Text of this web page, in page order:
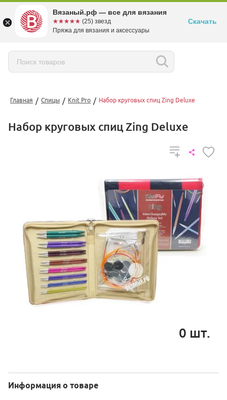
Главная / Спицы / Knit Pro / Набор круговых спиц Zing Deluxe
Набор круговых спиц Zing Deluxe
0 шт.
Информация о товаре
Вязаный.рф — все для вязания
☆☆☆☆☆
★★★★★ (25) звезд
Пряжа для вязания и аксессуары
Скачать